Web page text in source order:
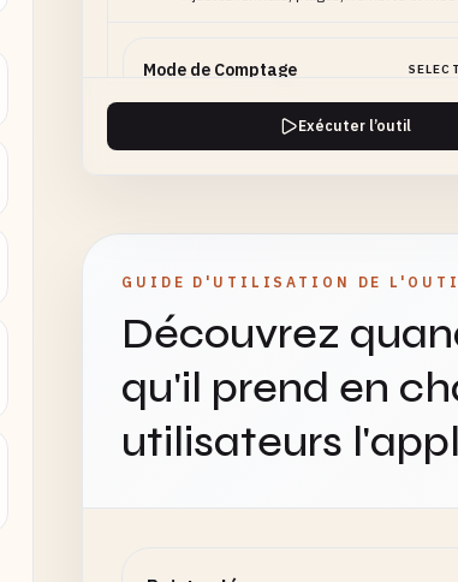
Mode de Comptage SELECT
Exécuter l’outil
GUIDE D'UTILISATION DE
Découvrez
qu'il prend en
utilisateurs